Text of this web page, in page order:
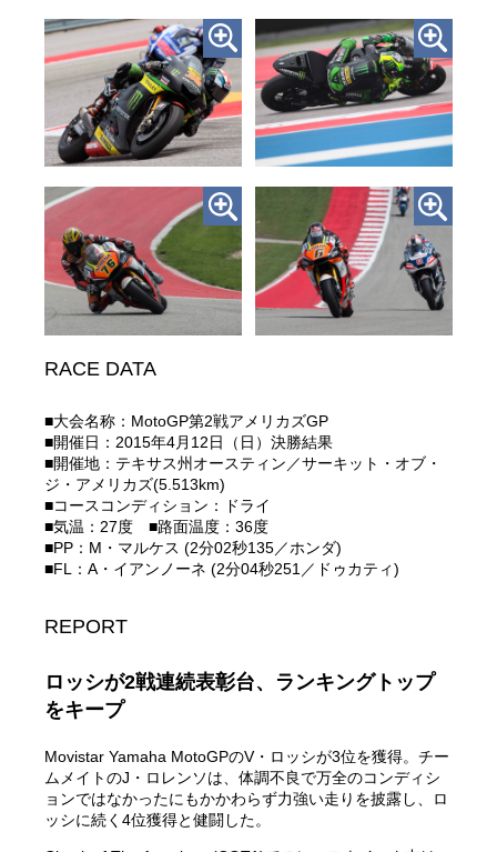
RACE DATA
■大会名称：MotoGP第2戦アメリカズGP
■開催日：2015年4月12日（日）決勝結果
■開催地：テキサス州オースティン／サーキット・オブ・
ジ・アメリカズ(5.513km)
■コースコンディション：ドライ
■気温：27度 ■路面温度：36度
■PP：M・マルケス (2分02秒135／ホンダ)
■FL：A・イアンノーネ (2分04秒251／ドゥカティ)
REPORT
ロッシが2戦連続表彰台、ランキングトップ
をキープ
Movistar Yamaha MotoGPのV・ロッシが3位を獲得。チー
ムメイトのJ・ロレンソは、体調不良で万全のコンディシ
ョンではなかったにもかかわらず力強い走りを披露し、ロ
ッシに続く4位獲得と健闘した。